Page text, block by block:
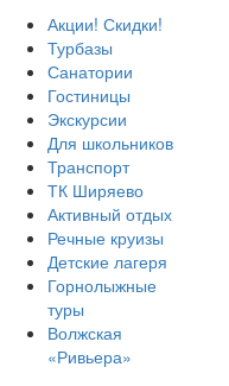
Акции! Скидки!
Турбазы
Санатории
Гостиницы
Экскурсии
Для школьников
Транспорт
ТК Ширяево
Активный отдых
Речные круизы
Детские лагеря
Горнолыжные
туры
Волжская
«Ривьера»